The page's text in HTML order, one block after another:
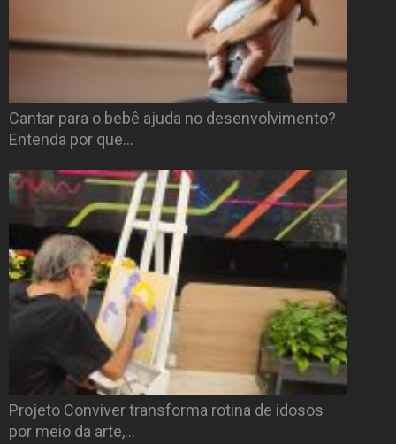
Cantar para o bebê ajuda no desenvolvimento?
Entenda por que…
Projeto Conviver transforma rotina de idosos
por meio da arte,…